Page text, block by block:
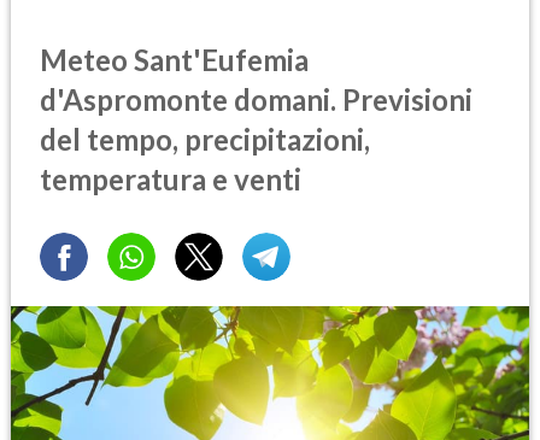
Meteo Sant'Eufemia
d'Aspromonte domani. Previsioni
del tempo, precipitazioni,
temperatura e venti